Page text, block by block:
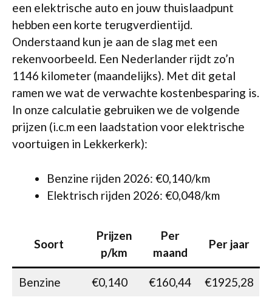
een elektrische auto en jouw thuislaadpunt
hebben een korte terugverdientijd.
Onderstaand kun je aan de slag met een
rekenvoorbeeld. Een Nederlander rijdt zo’n
1146 kilometer (maandelijks). Met dit getal
ramen we wat de verwachte kostenbesparing is.
In onze calculatie gebruiken we de volgende
prijzen (i.c.m een laadstation voor elektrische
voortuigen in Lekkerkerk):
Benzine rijden 2026: €0,140/km
Elektrisch rijden 2026: €0,048/km
Soort
Prijzen
p/km
Per
maand
Per jaar
Benzine €0,140 €160,44 €1925,28